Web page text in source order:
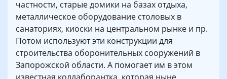
частности, старые домики на базах отдыха,
металлическое оборудование столовых в
санаториях, киоски на центральном рынке и пр.
Потом используют эти конструкции для
строительства оборонительных сооружений в
Запорожской области. А помогает им в этом